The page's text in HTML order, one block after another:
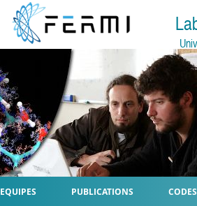
EQUIPES PUBLICATIONS